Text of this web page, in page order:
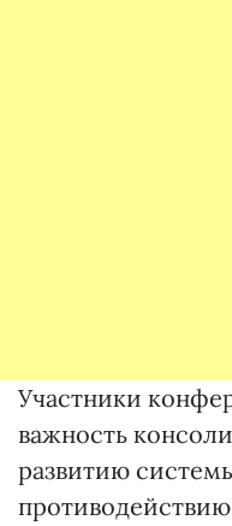
Участники
важность
развитию